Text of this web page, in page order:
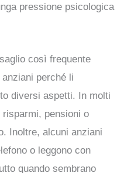
pressione psicologica
così frequente
perché li
diversi aspetti. In molti
pensioni o
Inoltre, alcuni anziani
o leggono con
quando sembrano